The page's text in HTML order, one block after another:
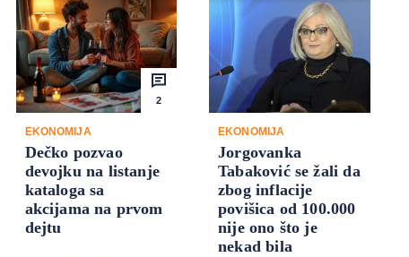
2
EKONOMIJA
Dečko pozvao
devojku na listanje
kataloga sa
akcijama na prvom
dejtu
EKONOMIJA
Jorgovanka
Tabaković se žali da
zbog inflacije
povišica od 100.000
nije ono što je
nekad bila